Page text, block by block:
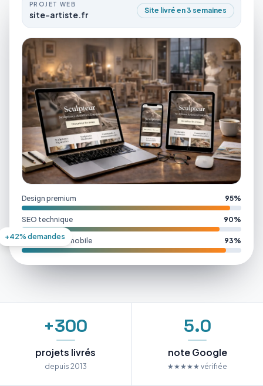
PROJET WEB
site-artiste.fr Site livré en 3 semaines
Design premium 95%
SEO technique 90%
Performance mobile 93%
+42% demandes
+300
projets livrés
depuis 2013
5.0
note Google
★★★★★ vérifiée